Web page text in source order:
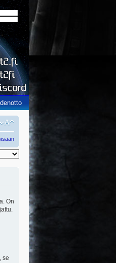
On
se